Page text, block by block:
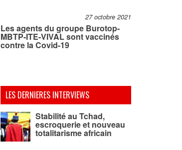
27 octobre 2021
Les agents du groupe Burotop-
MBTP-ITE-VIVAL sont vaccinés
contre la Covid-19
LES DERNIERES INTERVIEWS
Stabilité au Tchad,
escroquerie et nouveau
totalitarisme africain